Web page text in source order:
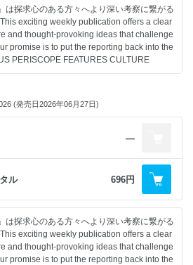
は探求心のある方々へより深い考察に繋がる
exciting weekly publication offers a clear
and thought-provoking ideas that challenge
promise is to put the reporting back into the
PERISCOPE FEATURES CULTURE
(発売日2026年06月27日)
―
ル 696円
は探求心のある方々へより深い考察に繋がる
exciting weekly publication offers a clear
and thought-provoking ideas that challenge
promise is to put the reporting back into the